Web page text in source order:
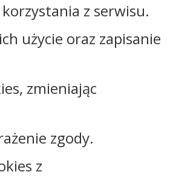
Informacje dodatkowe:
REGON: Gmina Sośno:
Numer konta: 91 8162 0003
z serwisu.
użycie oraz zapisanie
zmieniając
zgody.
z